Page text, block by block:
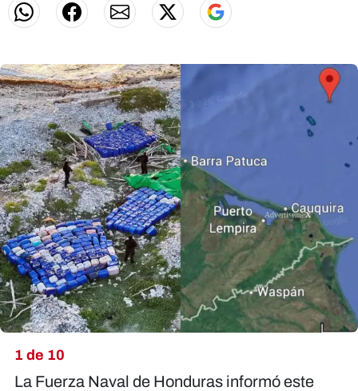
1 de 10
La Fuerza Naval de Honduras informó este
X